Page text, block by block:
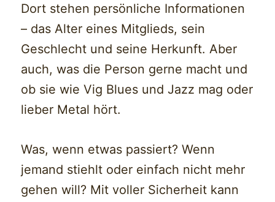
Dort stehen persönliche Informationen
– das Alter eines Mitglieds, sein
Geschlecht und seine Herkunft. Aber
auch, was die Person gerne macht und
ob sie wie Vig Blues und Jazz mag oder
lieber Metal hört.
Was, wenn etwas passiert? Wenn
jemand stiehlt oder einfach nicht mehr
gehen will? Mit voller Sicherheit kann